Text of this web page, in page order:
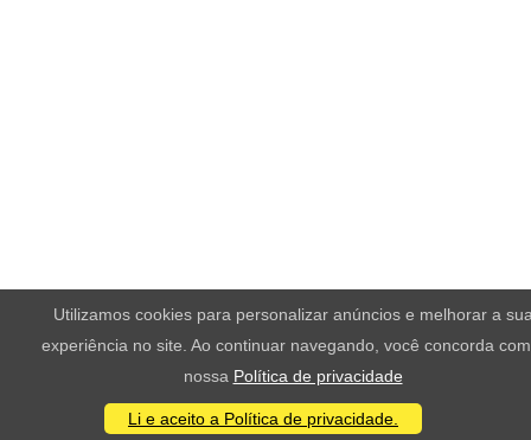
Utilizamos cookies para personalizar anúncios e melhorar a
experiência no site. Ao continuar navegando, você concorda
nossa Política de privacidade
Li e aceito a Política de privacidade.